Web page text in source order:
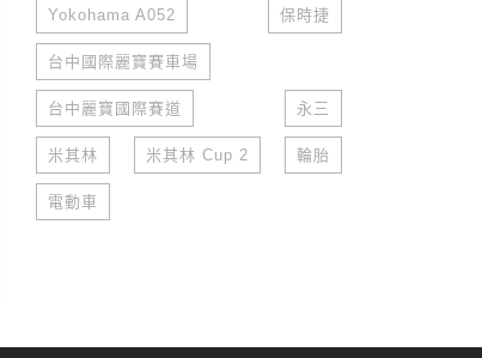
Yokohama A052 保時捷
台中國際麗寶賽車場
台中麗寶國際賽道 永三
米其林 米其林 Cup 2 輪胎
電動車